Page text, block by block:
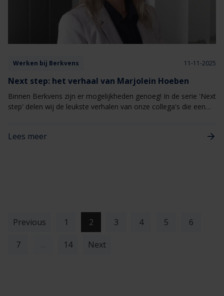
Werken bij Berkvens 11-11-2025
Next step: het verhaal van Marjolein Hoeben
Binnen Berkvens zijn er mogelijkheden genoeg! In de serie 'Next
step' delen wij de leukste verhalen van onze collega's die een
Lees meer
Previous 1 2(current)
3 4 5 6
7 … 14 Next